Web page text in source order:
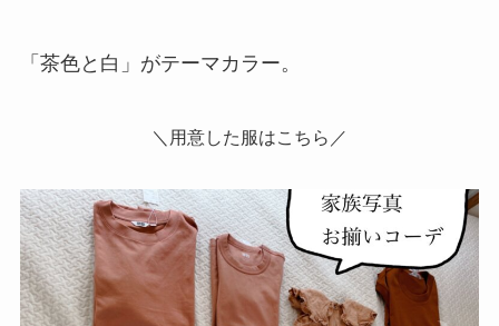
「茶色と白」がテーマカラー。
＼用意した服はこちら／